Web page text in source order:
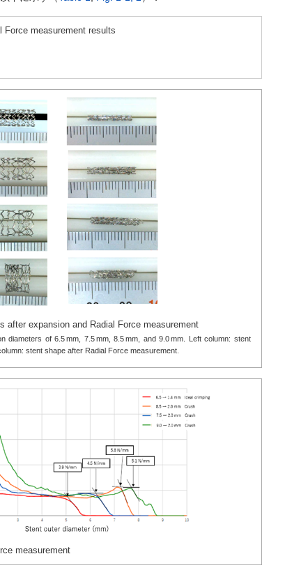
measurement results
expansion and Radial Force measurement
diameters of 6.5 mm, 7.5 mm, 8.5 mm, and 9.0 mm. Left column: stent
stent shape after Radial Force measurement.
measurement